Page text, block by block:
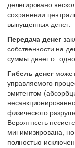
делегировано
сохранении
выпущенных денег.
Передача денег
собственности на
суммы денег от
Гибель денег
управляемого
эмитентом
физического
Вероятность
минимизирована,
полностью